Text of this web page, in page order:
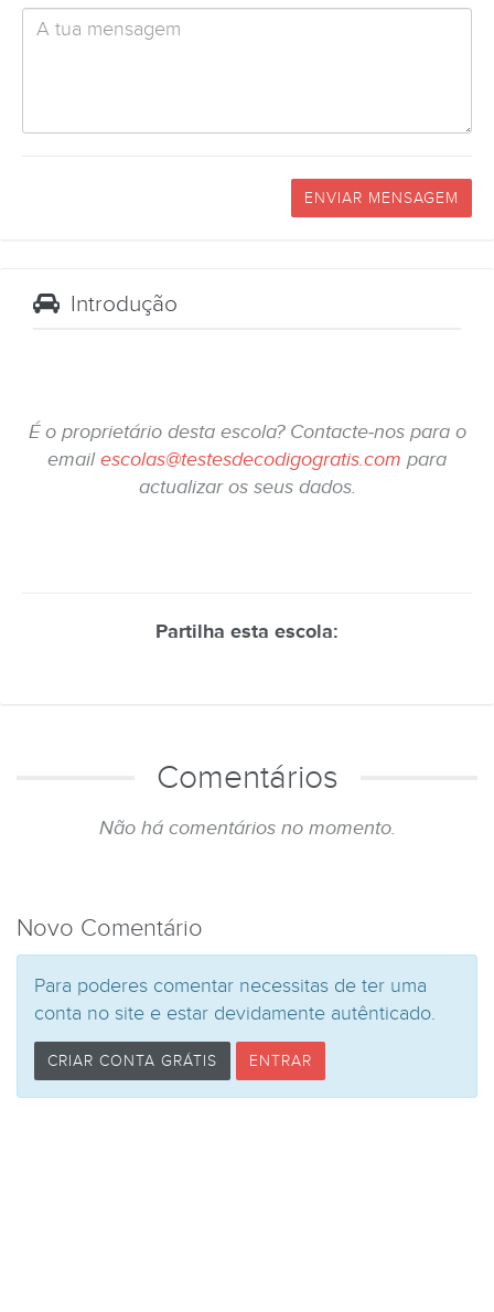
ENVIAR MENSAGEM
Introdução
É o proprietário desta escola? Contacte-nos para o
emailescolas@testesdecodigogratis.com para
actualizar os seus dados.
Partilha esta escola:
Comentários
Não há comentários no momento.
Novo Comentário
Para poderes comentar necessitas de ter uma
conta no site e estar devidamente autênticado.
CRIAR CONTA GRÁTIS ENTRAR